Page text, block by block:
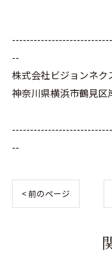
--
株式会社ビジョンネク
神奈川県横浜市鶴見
--
< 前のページ